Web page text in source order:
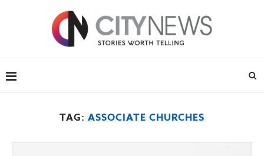
TAG: ASSOCIATE CHURCHES